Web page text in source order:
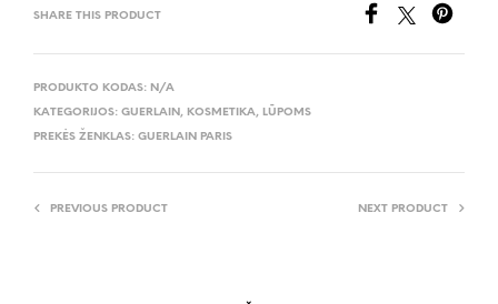
SHARE THIS PRODUCT
PRODUKTO KODAS: N/A
KATEGORIJOS: GUERLAIN , KOSMETIKA, LŪPOMS
PREKĖS ŽENKLAS: GUERLAIN PARIS
PREVIOUS PRODUCT NEXT PRODUCT